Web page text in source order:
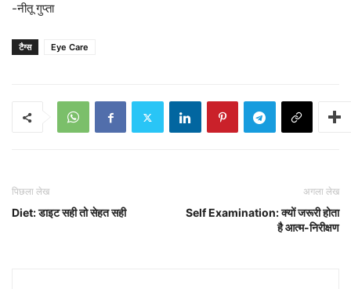
-नीतू गुप्ता
टैग्स Eye Care
पिछला लेख
Diet: डाइट सही तो सेहत सही
अगला लेख
Self Examination: क्यों जरूरी होता
है आत्म-निरीक्षण